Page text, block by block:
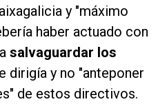
y "máximo
haber actuado con
salvaguardar los
dirigía y no "anteponer
de estos directivos.